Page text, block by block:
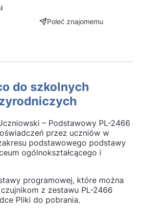
Poleć znajomemu
do szkolnych
– Podstawowy PL-2466
przez uczniów w
podstawowego podstawy
ogólnokształcącego i
programowej, które można
z zestawu PL-2466
Pliki do pobrania.